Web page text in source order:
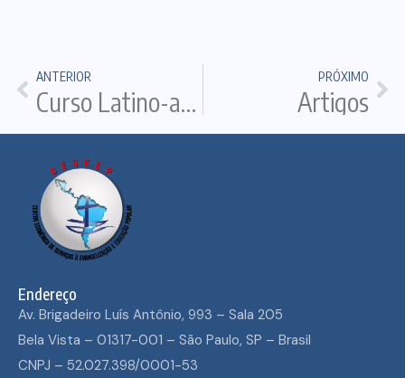
ANTERIOR
Curso Latino-americano de Estudos – Curso para Bispos
PRÓXIMO
Artigos
Endereço
Av. Brigadeiro Luís Antônio, 993 – Sala 205
Bela Vista – 01317-001 – São Paulo, SP – Brasil
CNPJ – 52.027.398/0001-53